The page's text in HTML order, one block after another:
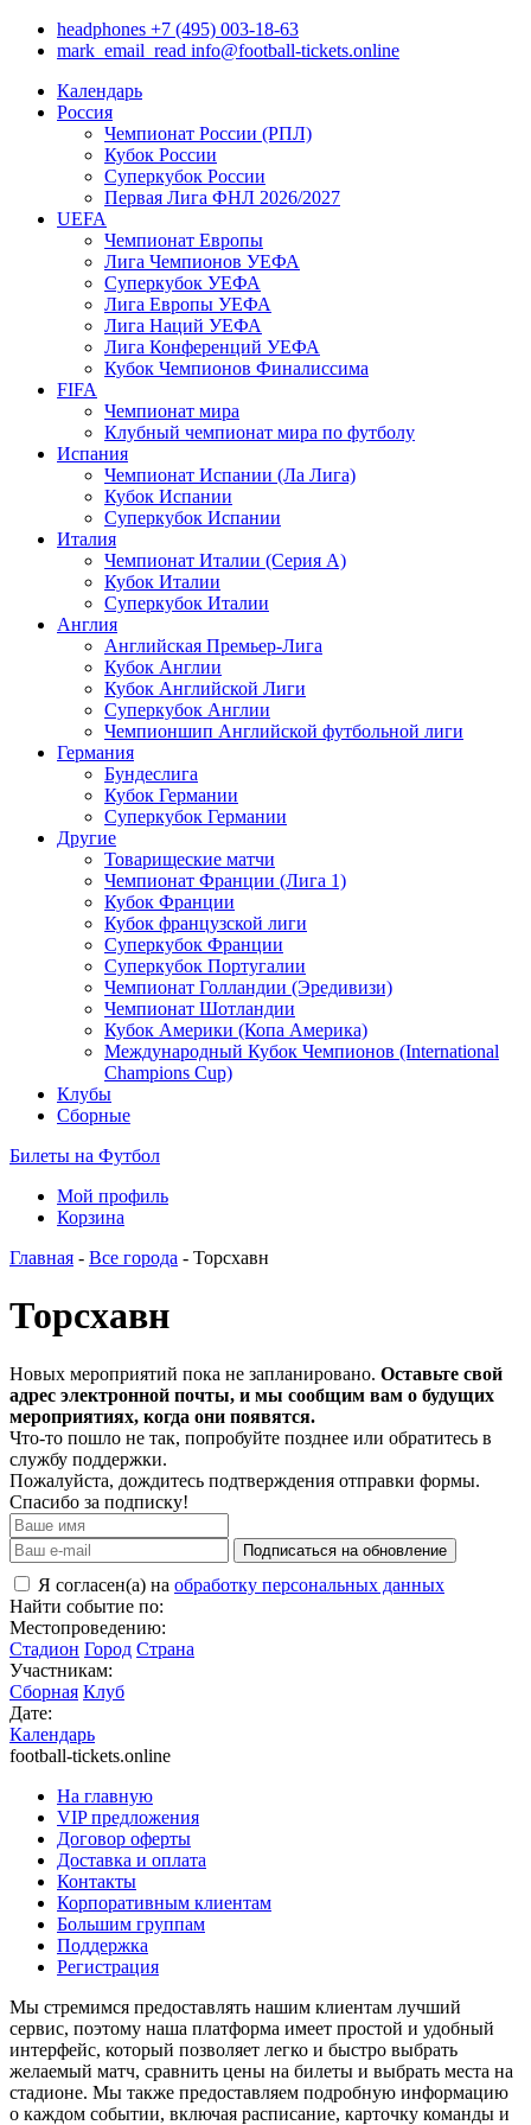
headphones +7 (495) 003-18-63
mark_email_read info@football-tickets.online
Календарь
Россия
Чемпионат России (РПЛ)
Кубок России
Суперкубок России
Первая Лига ФНЛ 2026/2027
UEFA
Чемпионат Европы
Лига Чемпионов УЕФА
Суперкубок УЕФА
Лига Европы УЕФА
Лига Наций УЕФА
Лига Конференций УЕФА
Кубок Чемпионов Финалиссима
FIFA
Чемпионат мира
Клубный чемпионат мира по футболу
Испания
Чемпионат Испании (Ла Лига)
Кубок Испании
Суперкубок Испании
Италия
Чемпионат Италии (Серия А)
Кубок Италии
Суперкубок Италии
Англия
Английская Премьер-Лига
Кубок Англии
Кубок Английской Лиги
Суперкубок Англии
Чемпионшип Английской футбольной лиги
Германия
Бундеслига
Кубок Германии
Суперкубок Германии
Другие
Товарищеские матчи
Чемпионат Франции (Лига 1)
Кубок Франции
Кубок французской лиги
Суперкубок Франции
Суперкубок Португалии
Чемпионат Голландии (Эредивизи)
Чемпионат Шотландии
Кубок Америки (Копа Америка)
Международный Кубок Чемпионов (International
Champions Cup)
Клубы
Сборные
Билеты на Футбол
Мой профиль
Корзина
Главная - Все города - Торсхавн
Торсхавн
Новых мероприятий пока не запланировано. Оставьте свой
адрес электронной почты, и мы сообщим вам о будущих
мероприятиях, когда они появятся.
Что-то пошло не так, попробуйте позднее или обратитесь в
службу поддержки.
Пожалуйста, дождитесь подтверждения отправки формы.
Спасибо за подписку!
Подписаться на обновление
Я согласен(а) на обработку персональных данных
Найти событие по:
Местопроведению:
Стадион Город Страна
Участникам:
Сборная Клуб
Дате:
Календарь
football-tickets.online
На главную
VIP предложения
Договор оферты
Доставка и оплата
Контакты
Корпоративным клиентам
Большим группам
Поддержка
Регистрация
Мы стремимся предоставлять нашим клиентам лучший
сервис, поэтому наша платформа имеет простой и удобный
интерфейс, который позволяет легко и быстро выбрать
желаемый матч, сравнить цены на билеты и выбрать места на
стадионе. Мы также предоставляем подробную информацию
о каждом событии, включая расписание, карточку команды и